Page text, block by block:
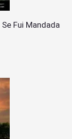
Fui Mandada